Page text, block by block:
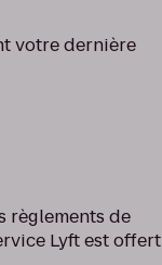
votre dernière
règlements de
Lyft est offert